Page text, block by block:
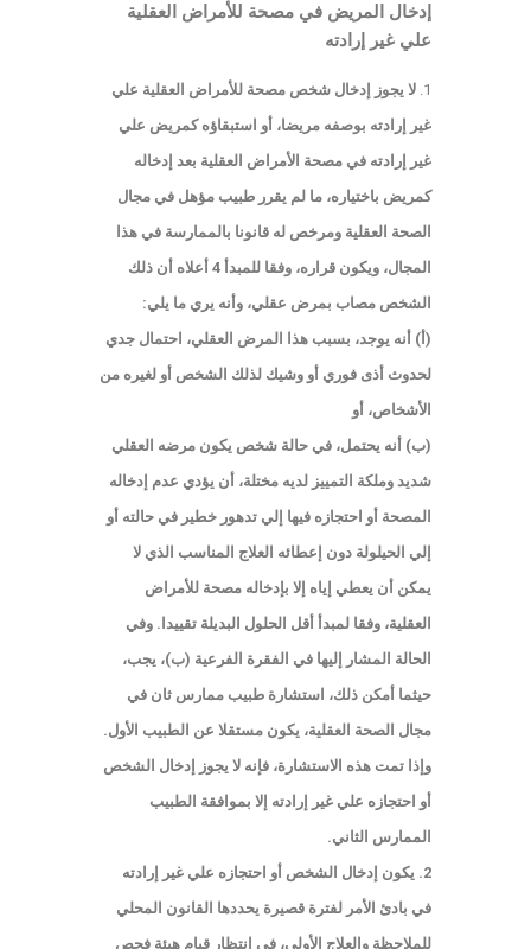
إدخال المريض في مصحة للأمراض العقلية
علي غير إرادته
لا يجوز إدخال شخص مصحة للأمراض العقلية علي
غير إرادته بوصفه مريضا، أو استبقاؤه كمريض علي
غير إرادته في مصحة الأمراض العقلية بعد إدخاله
كمريض باختياره، ما لم يقرر طبيب مؤهل في مجال
الصحة العقلية ومرخص له قانونا بالممارسة في هذا
المجال، ويكون قراره، وفقا للمبدأ 4 أعلاه أن ذلك
الشخص مصاب بمرض عقلي، وأنه يري ما يلي:
(أ) أنه يوجد، بسبب هذا المرض العقلي، احتمال جدي
لحدوث أذى فوري أو وشيك لذلك الشخص أو لغيره من
الأشخاص، أو
(ب) أنه يحتمل، في حالة شخص يكون مرضه العقلي
شديد وملكة التمييز لديه مختلة، أن يؤدي عدم إدخاله
المصحة أو احتجازه فيها إلي تدهور خطير في حالته أو
إلي الحيلولة دون إعطائه العلاج المناسب الذي لا
يمكن أن يعطي إياه إلا بإدخاله مصحة للأمراض
العقلية، وفقا لمبدأ أقل الحلول البديلة تقييدا. وفي
الحالة المشار إليها في الفقرة الفرعية (ب)، يجب،
حيثما أمكن ذلك، استشارة طبيب ممارس ثان في
مجال الصحة العقلية، يكون مستقلا عن الطبيب الأول.
وإذا تمت هذه الاستشارة، فإنه لا يجوز إدخال الشخص
أو احتجازه علي غير إرادته إلا بموافقة الطبيب
الممارس الثاني.
2. يكون إدخال الشخص أو احتجازه علي غير إرادته
في بادئ الأمر لفترة قصيرة يحددها القانون المحلي
للملاحظة والعلاج الأولي، في انتظار قيام هيئة فحص